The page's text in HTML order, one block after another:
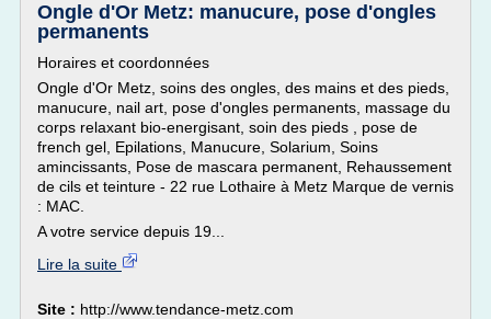
Ongle d'Or Metz: manucure, pose d'ongles
permanents
Horaires et coordonnées
Ongle d'Or Metz, soins des ongles, des mains et des pieds,
manucure, nail art, pose d'ongles permanents, massage du
corps relaxant bio-energisant, soin des pieds , pose de
french gel, Epilations, Manucure, Solarium, Soins
amincissants, Pose de mascara permanent, Rehaussement
de cils et teinture - 22 rue Lothaire à Metz Marque de vernis
: MAC.
A votre service depuis 19...
Lire la suite
Site : http://www.tendance-metz.com